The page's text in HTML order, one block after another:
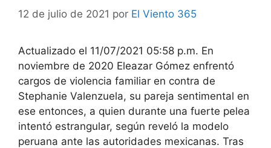
12 de julio de 2021 por El Viento 365
Actualizado el 11/07/2021 05:58 p.m. En
noviembre de 2020 Eleazar Gómez enfrentó
cargos de violencia familiar en contra de
Stephanie Valenzuela, su pareja sentimental en
ese entonces, a quien durante una fuerte pelea
intentó estrangular, según reveló la modelo
peruana ante las autoridades mexicanas. Tras